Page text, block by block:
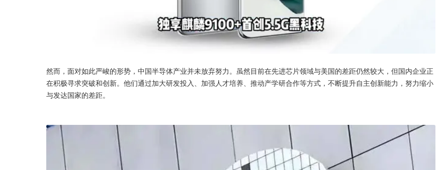
然而，面对如此严峻的形势，中国半导体产业并未放弃努力。虽然目前在先进芯片领域与美国的差距仍然较大，但国内企业正
在积极寻求突破和创新。他们通过加大研发投入、加强人才培养、推动产学研合作等方式，不断提升自主创新能力，努力缩小
与发达国家的差距。